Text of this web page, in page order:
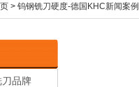
> 钨钢铣刀硬度-德国KHC新闻案例
品牌